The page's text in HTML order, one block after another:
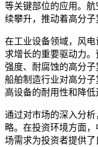
等关键部位的应用。
续攀升，推动着高分子
在工业设备领域，风
求增长的重要驱动力
强度、耐腐蚀的高分
船舶制造行业对高分
高设备的耐用性和降低
通过对市场的深入分
略。在投资环境方面
场需求为投资者提供